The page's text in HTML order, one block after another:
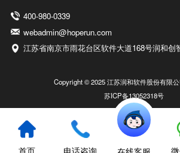
400-980-0339
webadmin@hoperun.com
江苏省南京市雨花台区软件大道168号润和创
Copyright © 2025 江苏润和软件股份有限
苏ICP备13052318号